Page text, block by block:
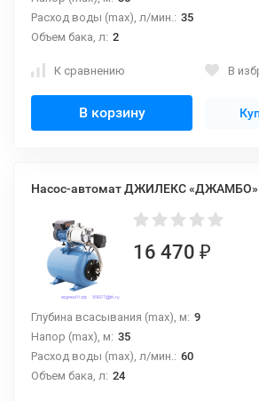
Расход воды (max), л/мин.: 35
Объем бака, л: 2
К сравнению В
В корзину
Насос-автомат ДЖИЛЕКС «ДЖАМБО»
16 470 ₽
Глубина всасывания (max), м: 9
Напор (max), м: 35
Расход воды (max), л/мин.: 60
Объем бака, л: 24